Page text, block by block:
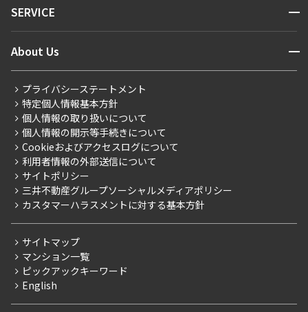
新着情報から探す
新着募集情報
こだわりから探す
こだわり一覧
プレミアムマンション
新築
当社限定（港区・渋谷区）
当社限定（港区・渋谷区以外）
三井不動産企画
賃料改定
フリーレント
ペット可
マンションレポート
住まいのコラム
SERVICE 開閉
会員ページ
ご入居・提携サービス
お部屋探しからご契約まで
よくあるご質問
社宅紹介
【仲介会社様向け】当社仲介事業部取り扱い物件入居申込
About Us 開閉
会社情報
事業案内
採用情報
ニュースリリース
お問い合わせ
プライバシーステートメント
特定個人情報基本方針
個人情報の取り扱いについて
個人情報の開示等手続きについて
Cookieおよびアクセスログについて
利用者情報の外部送信について
サイトポリシー
三井不動産グループソーシャルメディアポリシー
カスタマーハラスメントに対する基本方針
サイトマップ
マンション一覧
ピックアックキーワード
English